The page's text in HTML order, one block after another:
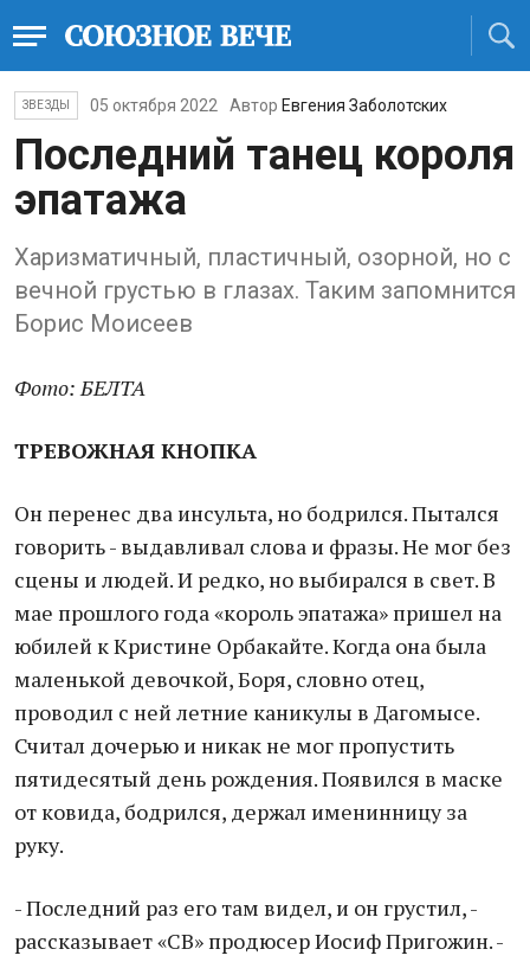
ЗВЕЗДЫ 05 октября 2022 Автор Евгения Заболотских
Последний танец короля
эпатажа
Харизматичный, пластичный, озорной, но с
вечной грустью в глазах. Таким запомнится
Борис Моисеев
Фото: БЕЛТА
ТРЕВОЖНАЯ КНОПКА
Он перенес два инсульта, но бодрился. Пытался
говорить - выдавливал слова и фразы. Не мог без
сцены и людей. И редко, но выбирался в свет. В
мае прошлого года «король эпатажа» пришел на
юбилей к Кристине Орбакайте. Когда она была
маленькой девочкой, Боря, словно отец,
проводил с ней летние каникулы в Дагомысе.
Считал дочерью и никак не мог пропустить
пятидесятый день рождения. Появился в маске
от ковида, бодрился, держал именинницу за
руку.
- Последний раз его там видел, и он грустил, -
рассказывает «СВ» продюсер Иосиф Пригожин. -